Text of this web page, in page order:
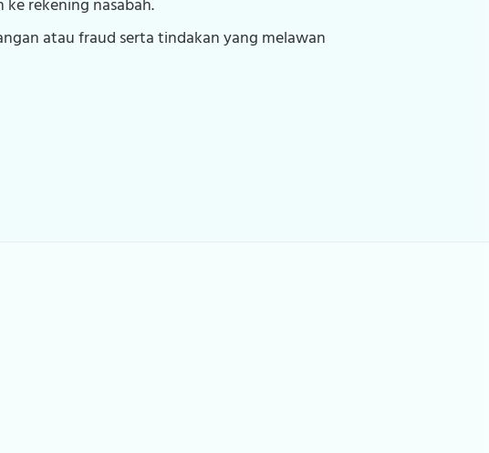
rekening nasabah.
atau fraud serta tindakan yang melawan